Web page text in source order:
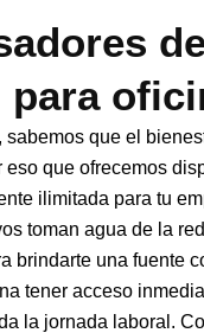
para
, sabemos que el
eso que ofrecemos
ilimitada para tu
toman agua de la
brindarte una fuente
tener acceso
la jornada laboral.